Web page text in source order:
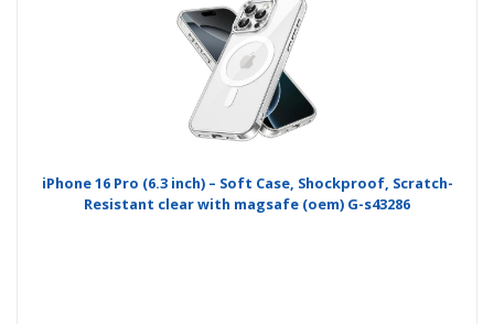
iPhone 16 Pro (6.3 inch) – Soft Case, Shockproof, Scratch-
Resistant clear with magsafe (oem) G-s43286